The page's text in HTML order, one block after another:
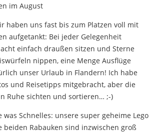
haben uns fast bis zum Platzen voll mit
aufgetankt: Bei jeder Gelegenheit
einfach draußen sitzen und Sterne
nippen, eine Menge Ausflüge
unser Urlaub in Flandern! Ich habe
und Reisetipps mitgebracht, aber die
Ruhe sichten und sortieren… ;-)
Schnelles: unsere super geheime Lego
beiden Rabauken sind inzwischen groß